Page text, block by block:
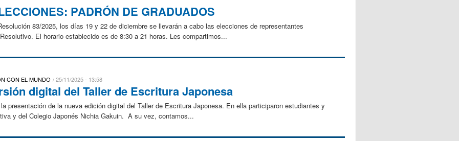
PADRÓN DE GRADUADOS
83/2025, los días 19 y 22 de diciembre se llevarán a cabo las elecciones de representantes
El horario establecido es de 8:30 a 21 horas. Les compartimos...
CON EL MUNDO 25/11/2025 - 13:58
digital del Taller de Escritura Japonesa
presentación de la nueva edición digital del Taller de Escritura Japonesa. En ella participaron estudiantes y
y del Colegio Japonés Nichia Gakuin. A su vez, contamos...